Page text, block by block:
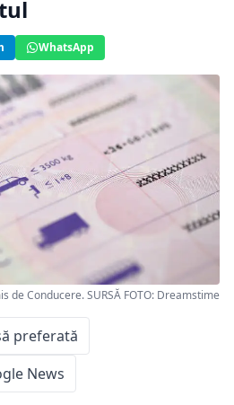
WhatsApp
de Conducere. SURSĂ FOTO: Dreamstime
preferată
News